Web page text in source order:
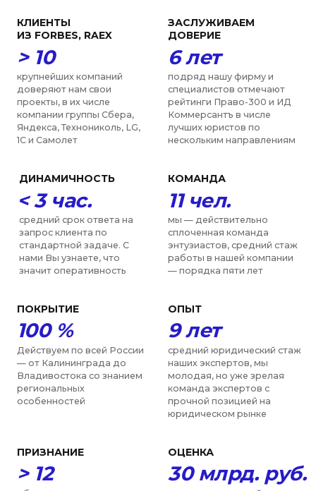
деятельности которых
мы участвуем, включая
РАН, ТПП, МГЮА, Moscow